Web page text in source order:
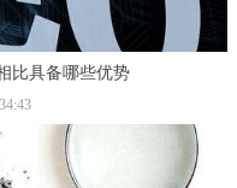
比具备哪些优势